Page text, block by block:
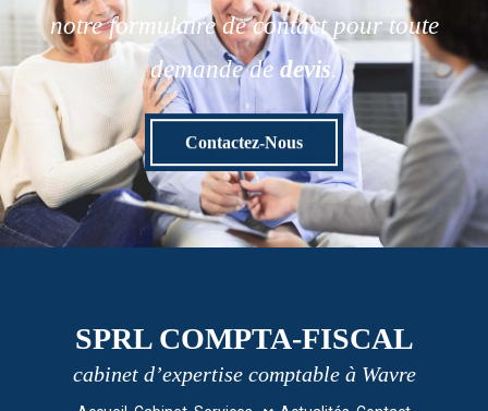
notre formulaire de contact pour toute
demande de devis.
Contactez-Nous
SPRL COMPTA-FISCAL
cabinet d’expertise comptable à Wavre